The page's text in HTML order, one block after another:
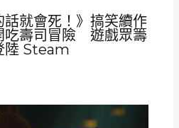
話就會死！》搞笑續作
壽司冒險 遊戲眾籌
陸 Steam